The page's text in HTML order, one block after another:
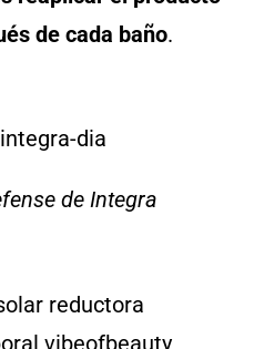
de cada baño.
de Integra